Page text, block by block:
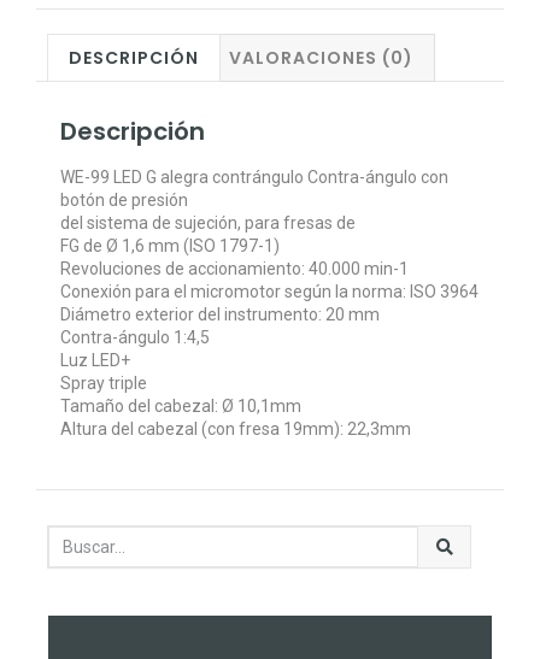
DESCRIPCIÓN VALORACIONES (0)
Descripción
WE-99 LED G alegra contrángulo Contra-ángulo con
botón de presión
del sistema de sujeción, para fresas de
FG de Ø 1,6 mm (ISO 1797-1)
Revoluciones de accionamiento: 40.000 min-1
Conexión para el micromotor según la norma: ISO 3964
Diámetro exterior del instrumento: 20 mm
Contra-ángulo 1:4,5
Luz LED+
Spray triple
Tamaño del cabezal: Ø 10,1mm
Altura del cabezal (con fresa 19mm): 22,3mm